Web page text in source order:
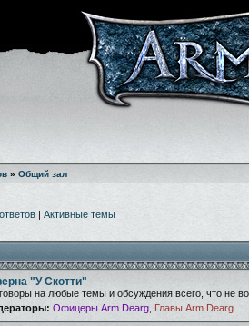
» Общий зал
| Активные темы
"У Скотти"
на любые темы и обсуждения всего, что не
Офицеры Arm Dearg Главы Arm Dearg